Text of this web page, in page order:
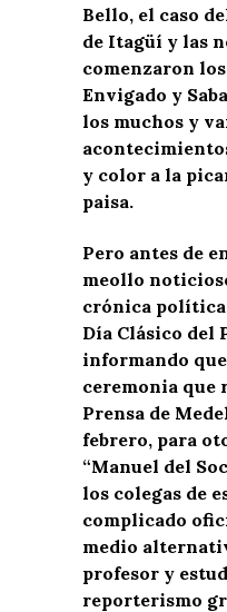
Bello, el caso
de Itagüí y las
comenzaron
Envigado y
los muchos y
y color a la
paisa.
Pero antes de
meollo
crónica
Día Clásico del
informando
ceremonia que
Prensa de
febrero, para
“Manuel del
los colegas de
complicado
medio
profesor y
reporterismo